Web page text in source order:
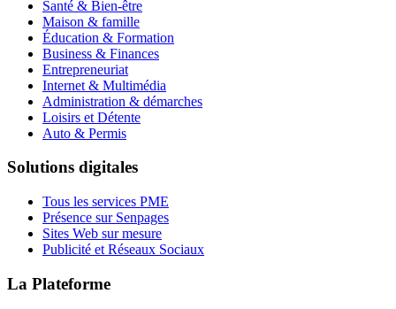
Santé & Bien-être
Maison & famille
Éducation & Formation
Business & Finances
Entrepreneuriat
Internet & Multimédia
Administration & démarches
Loisirs et Détente
Auto & Permis
Solutions digitales
Tous les services PME
Présence sur Senpages
Sites Web sur mesure
Publicité et Réseaux Sociaux
La Plateforme